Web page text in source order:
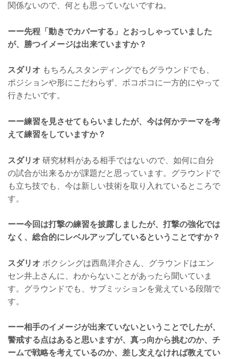
関係ないので、何とも思っていないですね。
ーー先程「動きでカバーする」とおっしゃっていました
が、勝つイメージは出来ていますか？
スダリオ もちろんスタンディングでもグラウンドでも、
ポジションや形にこだわらず、ボコボコに一方的にやって
行きたいです。
ーー練習を見させてもらいましたが、今は何かテーマを考
えて練習をしていますか？
スダリオ 研究材料がある相手ではないので、如何に自分
の試合が出来るかが課題だと思っています。グラウンドで
も立ち技でも、今は新しい技術を取り入れているところで
す。
ーー今回は打撃の練習を披露しましたが、打撃の強化では
なく、総合的にレベルアップしているということですか？
スダリオ ボクシングは西島洋介さん、グラウンドはエン
セン井上さんに、わからないことがあったら聞いていま
す。グラウンドでも、サブミッションを覚えている段階で
す。
ーー相手のイメージが出来ていないということでしたが、
警戒する点はあると思いますが、真っ向から挑むのか、チ
ームで戦略を考えているのか、差し支えなければ教えてい